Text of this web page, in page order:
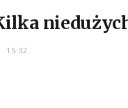
15:32